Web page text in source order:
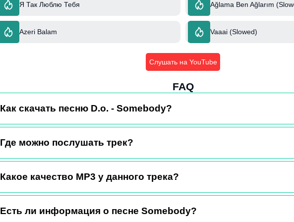
Я Так Люблю Тебя Ağlama Ben Ağlarım
Azeri Balam Vaaai (Slowed)
Слушать на YouTube
FAQ
Как скачать песню D.o. - Somebody?
Где можно послушать трек?
Какое качество MP3 у данного трека?
Есть ли информация о песне Somebody?